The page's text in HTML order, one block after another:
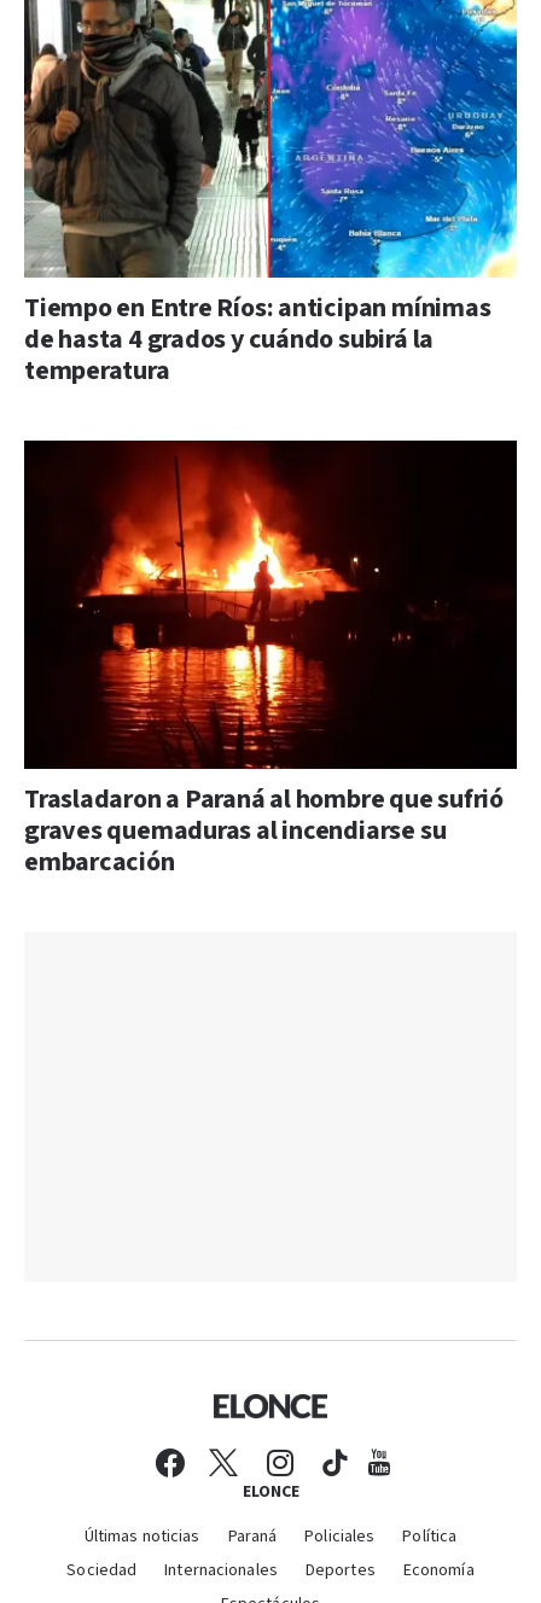
Tiempo en Entre Ríos: anticipan mínimas
de hasta 4 grados y cuándo subirá la
temperatura
Trasladaron a Paraná al hombre que sufrió
graves quemaduras al incendiarse su
embarcación
ELONCE
Últimas noticias Paraná Policiales
Política
Sociedad
Internacionales Deportes
Economía